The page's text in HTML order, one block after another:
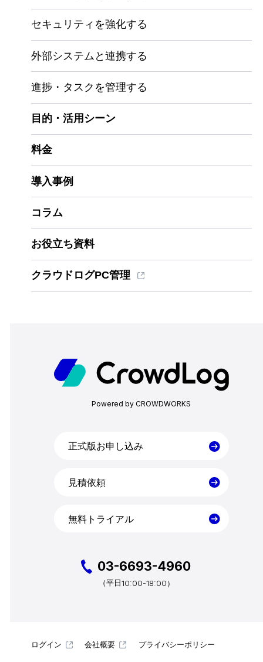
セキュリティを強化する
外部システムと連携する
進捗・タスクを管理する
目的・活用シーン
料金
導入事例
コラム
お役立ち資料
クラウドログPC管理
Powered by CROWDWORKS
正式版お申し込み
見積依頼
無料トライアル
03-6693-4960
（平日10:00-18:00）
ログイン 会社概要 プライバシーポリシー